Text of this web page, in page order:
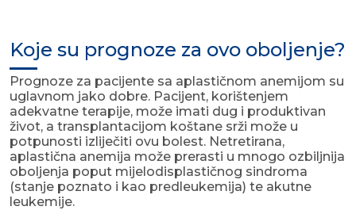
Koje su prognoze za ovo oboljenje?
Prognoze za pacijente sa aplastičnom anemijom su
uglavnom jako dobre. Pacijent, korištenjem
adekvatne terapije, može imati dug i produktivan
život, a transplantacijom koštane srži može u
potpunosti izliječiti ovu bolest. Netretirana,
aplastična anemija može prerasti u mnogo ozbiljnija
oboljenja poput mijelodisplastičnog sindroma
(stanje poznato i kao predleukemija) te akutne
leukemije.